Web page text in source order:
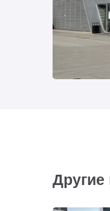
Другие